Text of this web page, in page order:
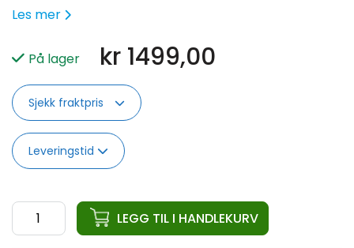
Les mer
På lager kr 1499,00
Sjekk fraktpris
Leveringstid
ata
HEX
LEGG TIL I HANDLEKURV